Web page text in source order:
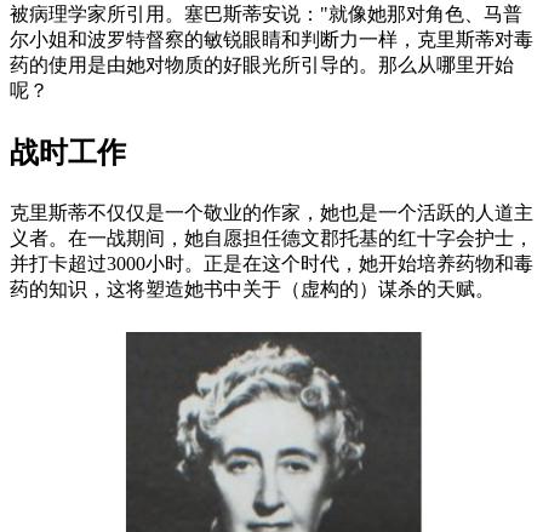
被病理学家所引用。塞巴斯蒂安说："就像她那对角色、马普
尔小姐和波罗特督察的敏锐眼睛和判断力一样，克里斯蒂对毒
药的使用是由她对物质的好眼光所引导的。那么从哪里开始
呢？
战时工作
克里斯蒂不仅仅是一个敬业的作家，她也是一个活跃的人道主
义者。在一战期间，她自愿担任德文郡托基的红十字会护士，
并打卡超过3000小时。正是在这个时代，她开始培养药物和毒
药的知识，这将塑造她书中关于（虚构的）谋杀的天赋。